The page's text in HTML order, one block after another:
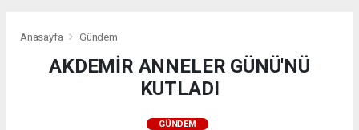
Anasayfa Gündem
AKDEMİR ANNELER GÜNÜ'NÜ
KUTLADI
GÜNDEM